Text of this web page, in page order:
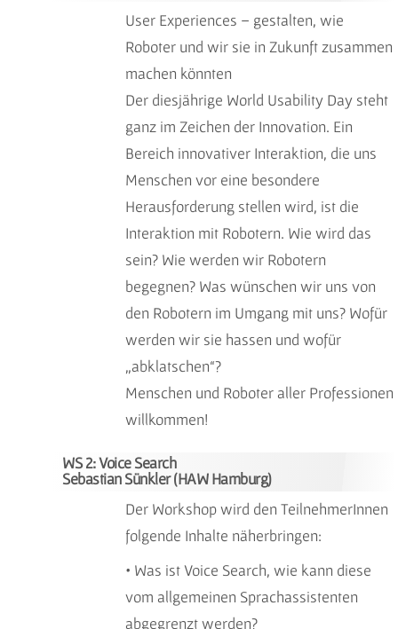
User Experiences – gestalten, wie
Roboter und wir sie in Zukunft zusammen
machen könnten
Der diesjährige World Usability Day steht
ganz im Zeichen der Innovation. Ein
Bereich innovativer Interaktion, die uns
Menschen vor eine besondere
Herausforderung stellen wird, ist die
Interaktion mit Robotern. Wie wird das
sein? Wie werden wir Robotern
begegnen? Was wünschen wir uns von
den Robotern im Umgang mit uns? Wofür
werden wir sie hassen und wofür
„abklatschen“?
Menschen und Roboter aller Professionen
willkommen!
WS 2: Voice Search
Sebastian Sünkler (HAW Hamburg)
Der Workshop wird den TeilnehmerInnen
folgende Inhalte näherbringen:
• Was ist Voice Search, wie kann diese
vom allgemeinen Sprachassistenten
abgegrenzt werden?